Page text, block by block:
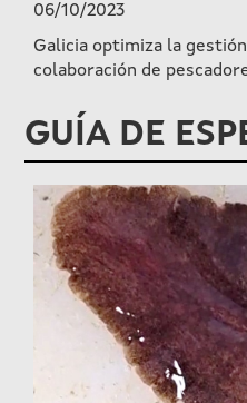
06/10/2023
Galicia optimiza la
colaboración de
GUÍA DE